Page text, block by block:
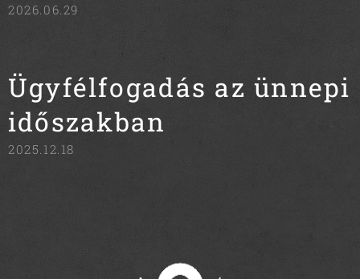
2026.06.29
Ügyfélfogadás az ünnepi
időszakban
2025.12.18